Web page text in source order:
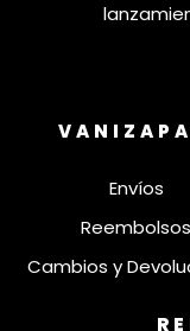
Envíos
Reembolsos
Cambios y